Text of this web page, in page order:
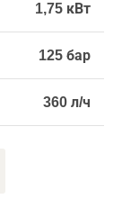
1,75 кВт
125 бар
360 л/ч